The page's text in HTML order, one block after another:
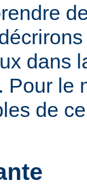
dans
Pour le
de